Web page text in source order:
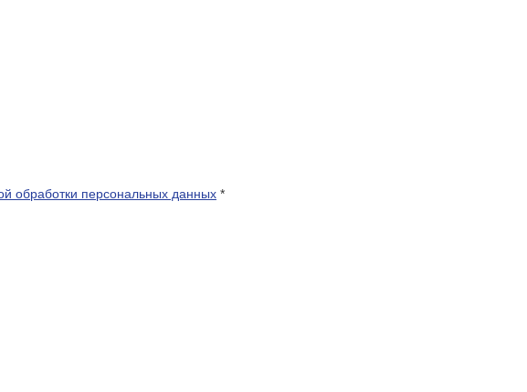
обработки персональных данных *